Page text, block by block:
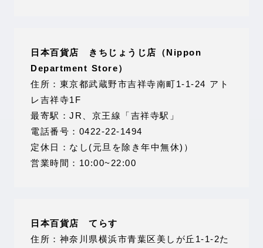
日本百貨店 きちじょうじ店（Nippon
Department Store）
住所：東京都武蔵野市吉祥寺南町1-1-24 アト
レ吉祥寺1F
最寄駅：JR、京王線「吉祥寺駅」
電話番号：0422-22-1494
定休日：なし(元旦を除き年中無休)）
営業時間：10:00~22:00
日本百貨店 てらす
住所：神奈川県横浜市青葉区美しが丘1-1-2た